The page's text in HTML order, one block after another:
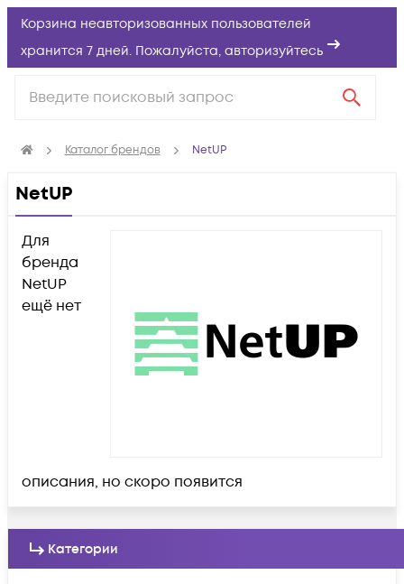
Корзина неавторизованных пользователей
хранится 7 дней. Пожалуйста, авторизуйтесь
Каталог брендов NetUP
NetUP
Для
бренда
NetUP
ещё нет
описания, но скоро появится
Категории